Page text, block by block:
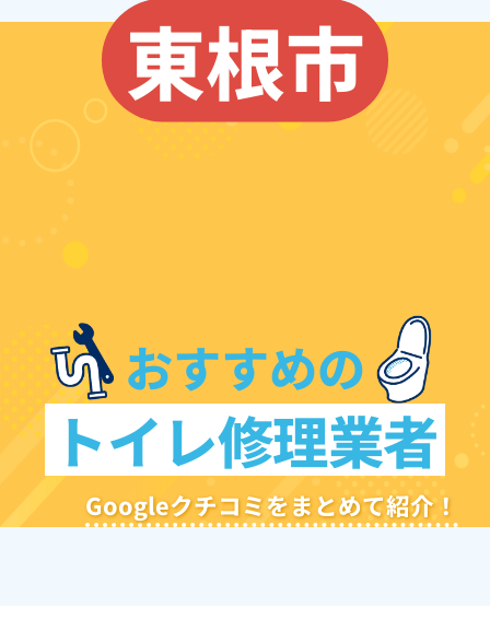
東根市
おすすめの
トイレ修理業者
Googleクチコミをまとめて紹介！